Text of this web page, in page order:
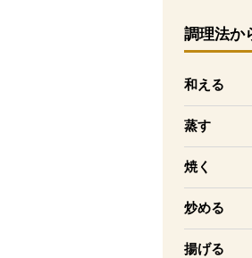
調理法か
和える
蒸す
焼く
炒める
揚げる